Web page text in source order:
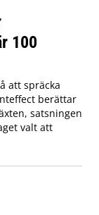
100
att spräcka
berättar
satsningen
valt att